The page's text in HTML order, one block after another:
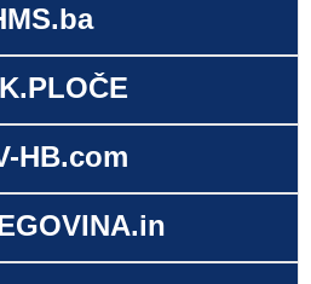
HB.com